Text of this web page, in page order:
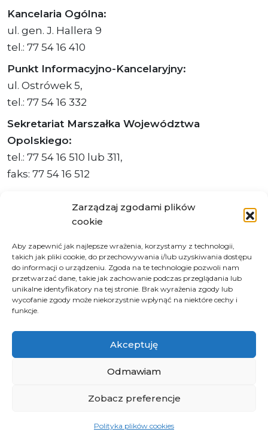
Zarządzaj zgodami plików
cookie
Aby zapewnić jak najlepsze wrażenia, korzystamy z technologii,
takich jak pliki cookie, do przechowywania i/lub uzyskiwania dostępu
do informacji o urządzeniu. Zgoda na te technologie pozwoli nam
przetwarzać dane, takie jak zachowanie podczas przeglądania lub
unikalne identyfikatory na tej stronie. Brak wyrażenia zgody lub
wycofanie zgody może niekorzystnie wpłynąć na niektóre cechy i
funkcje.
Akceptuję
Odmawiam
Zobacz preferencje
Polityka plików cookies
Kancelaria Ogólna:
ul. gen. J. Hallera 9
tel.: 77 54 16 410
Punkt Informacyjno-Kancelaryjny:
ul. Ostrówek 5,
tel.: 77 54 16 332
Sekretariat Marszałka Województwa
Opolskiego:
tel.: 77 54 16 510 lub 311,
faks: 77 54 16 512
Adres do e-Doręczeń
Urzędu: AE:PL-66703-73759-IGTUV-14
Polityka prywatności
Klauzula informacyjna RODO
© 2026 Samorząd Województwa Opolskiego